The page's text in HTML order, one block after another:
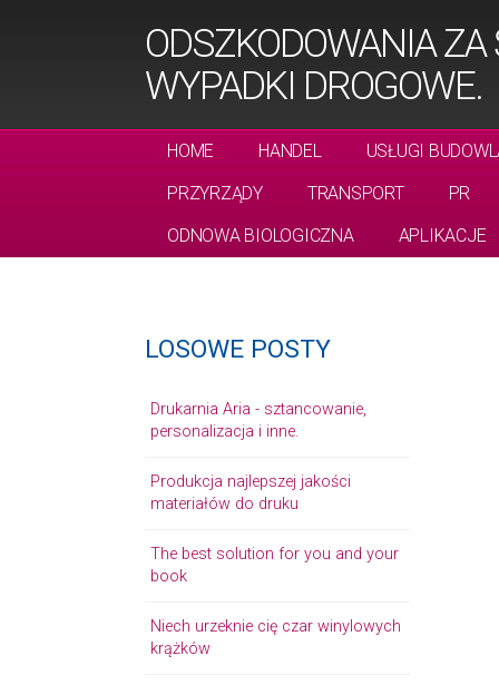
ODSZKODOWANIA
WYPADKI DROGOWE.
HOME HANDEL
USŁUGI
PRZYRZĄDY
TRANSPORT
PR
ODNOWA BIOLOGICZNA
APLIKACJE
LOSOWE POSTY
Drukarnia Aria - sztancowanie,
personalizacja i inne.
Produkcja najlepszej jakości
materiałów do druku
The best solution for you and your
book
Niech urzeknie cię czar winylowych
krążków